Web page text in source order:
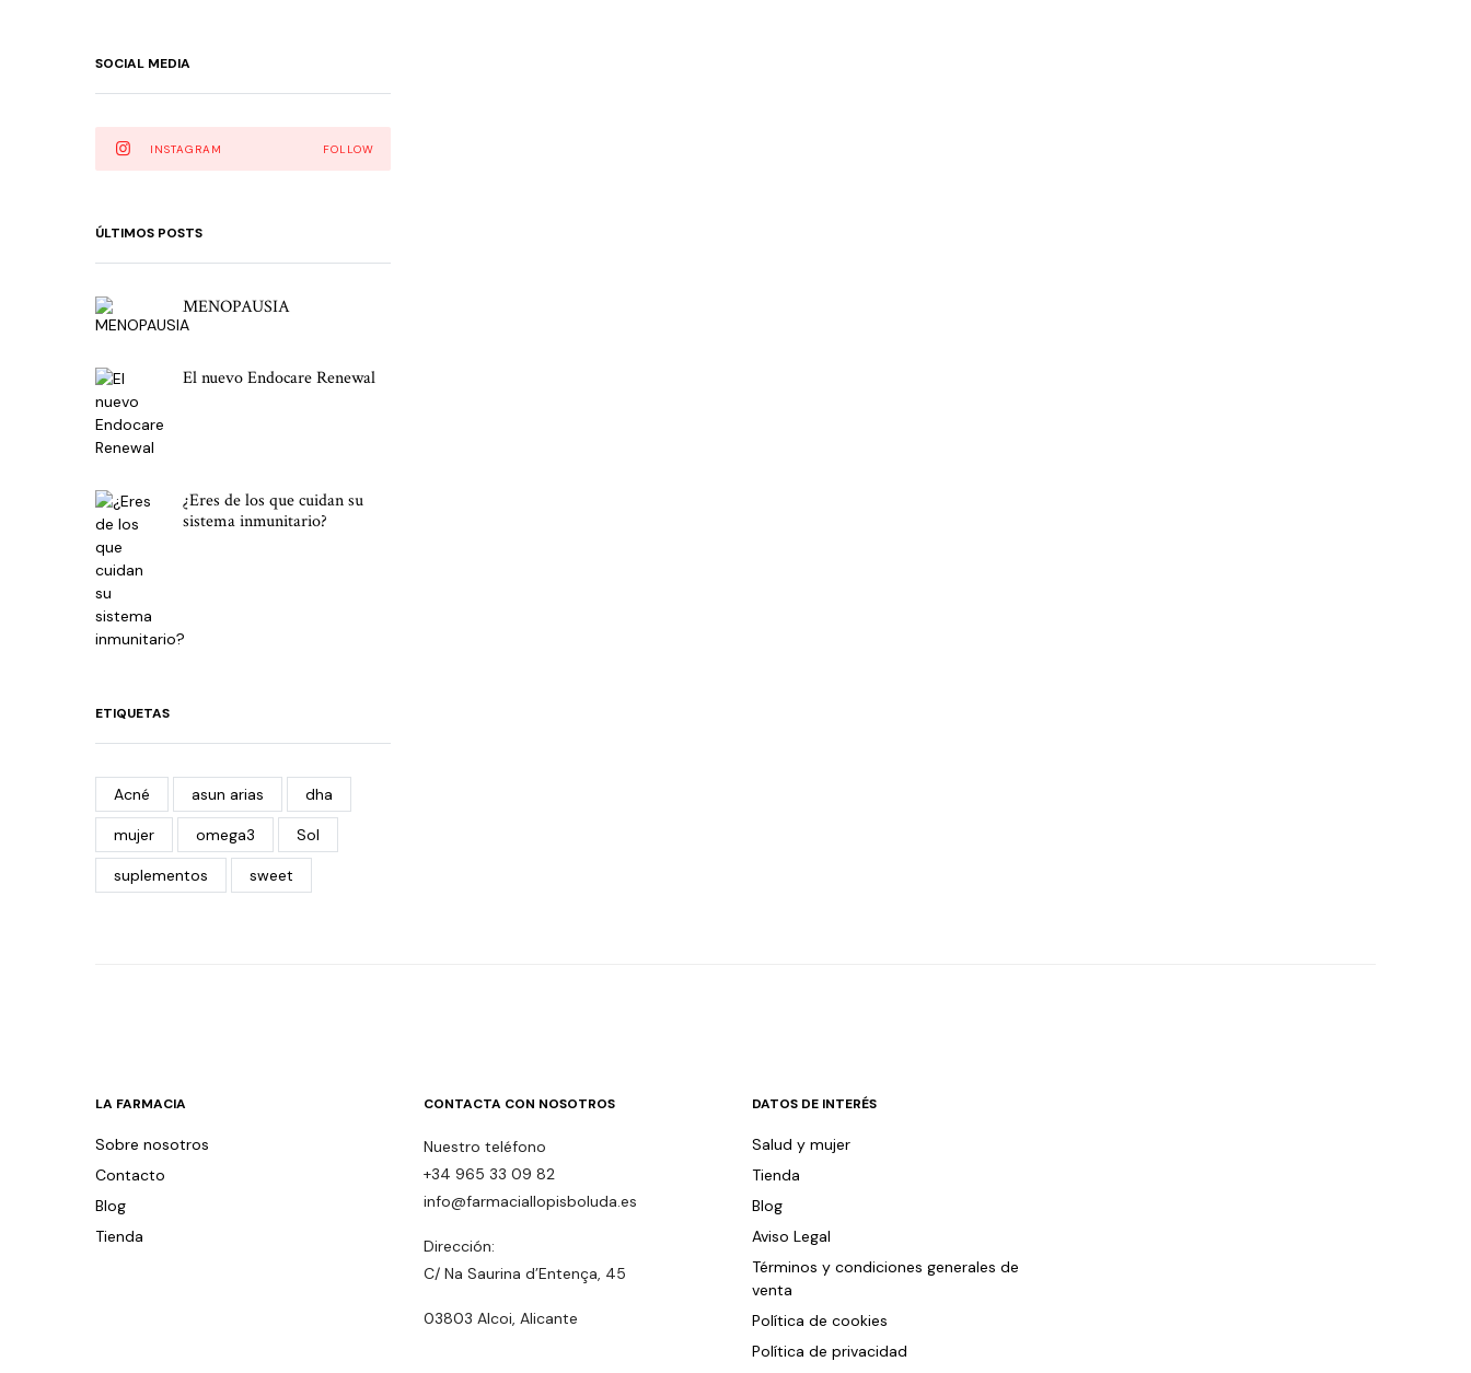
SOCIAL MEDIA
INSTAGRAM FOLLOW
ÚLTIMOS POSTS
MENOPAUSIA
El nuevo Endocare Renewal
¿Eres de los que cuidan su
sistema inmunitario?
ETIQUETAS
Acné asun arias dha
mujer omega3 Sol
suplementos sweet
LA FARMACIA
Sobre nosotros
Contacto
Blog
Tienda
CONTACTA CON NOSOTROS
Nuestro teléfono
+34 965 33 09 82
info@farmaciallopisboluda.es
Dirección:
C/ Na Saurina d’Entença, 45
03803 Alcoi, Alicante
DATOS DE INTERÉS
Salud y mujer
Tienda
Blog
Aviso Legal
Términos y condiciones generales de
venta
Política de cookies
Política de privacidad